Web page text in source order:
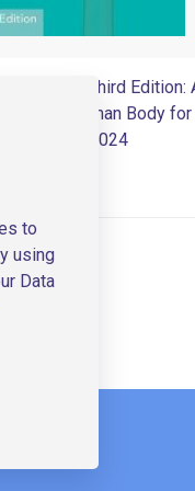
Pathology, Third Edition:
to the Human Body for
2024
to
using
Data